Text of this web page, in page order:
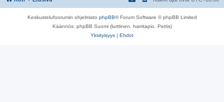
Keskustelufoorumin ohjelmisto phpBB® Forum Software © phpBB Limited
Käännös: phpBB Suomi (lurttinen, harritapio, Pettis)
Yksityisyys | Ehdot